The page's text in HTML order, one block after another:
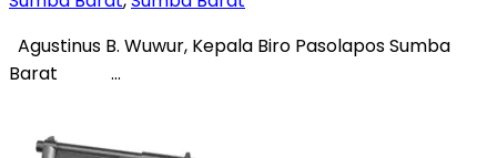
Agustinus B. Wuwur, Kepala Biro Pasolapos Sumba
Barat …